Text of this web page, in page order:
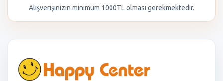
Alışverişinizin minimum 1000TL olması gerekmektedir.